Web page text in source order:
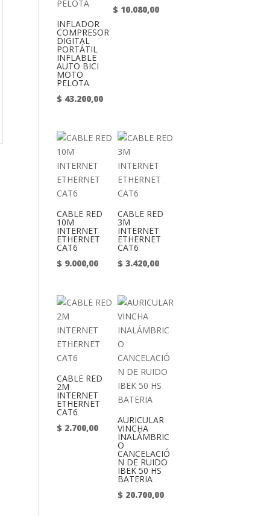
INFLADOR
COMPRESOR
DIGITAL
PORTÁTIL
INFLABLE
AUTO BICI
MOTO
PELOTA
$ 43.200,00
$ 10.080,00
CABLE RED
10M
INTERNET
ETHERNET
CAT6
$ 9.000,00
CABLE RED
3M
INTERNET
ETHERNET
CAT6
$ 3.420,00
CABLE RED
2M
INTERNET
ETHERNET
CAT6
$ 2.700,00
AURICULAR
VINCHA
INALÁMBRIC
O
CANCELACIÓ
N DE RUIDO
IBEK 50 HS
BATERIA
$ 20.700,00